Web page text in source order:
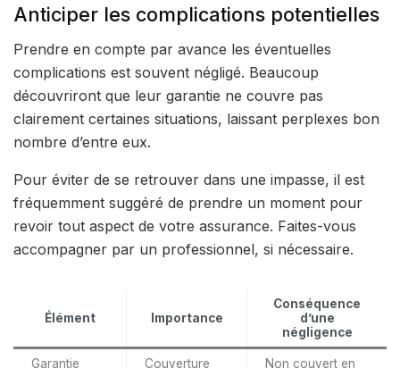
Anticiper les complications potentielles
Prendre en compte par avance les éventuelles
complications est souvent négligé. Beaucoup
découvriront que leur garantie ne couvre pas
clairement certaines situations, laissant perplexes bon
nombre d’entre eux.
Pour éviter de se retrouver dans une impasse, il est
fréquemment suggéré de prendre un moment pour
revoir tout aspect de votre assurance. Faites-vous
accompagner par un professionnel, si nécessaire.
Élément Importance
Conséquence
d’une
négligence
Garantie
Couverture
Non couvert en